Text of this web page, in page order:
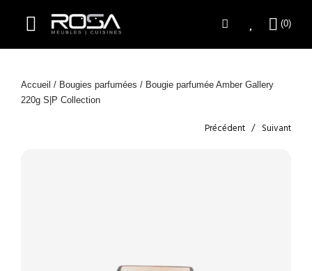
Accueil / Bougies parfumées / Bougie parfumée Amber Gallery
220g S|P Collection
Précédent Suivant